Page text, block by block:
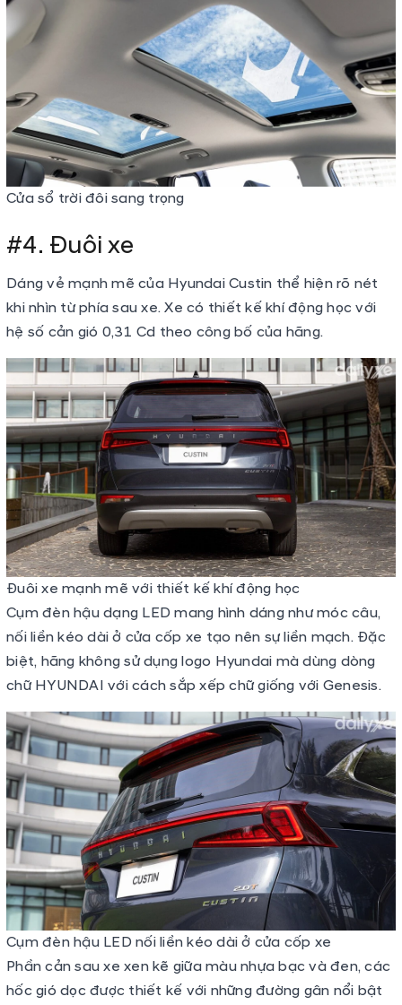
Cửa sổ trời đôi sang trọng
#4. Đuôi xe
Dáng vẻ mạnh mẽ của Hyundai Custin thể hiện rõ nét
khi nhìn từ phía sau xe. Xe có thiết kế khí động học với
hệ số cản gió 0,31 Cd theo công bố của hãng.
Đuôi xe mạnh mẽ với thiết kế khí động học
Cụm đèn hậu dạng LED mang hình dáng như móc câu,
nối liền kéo dài ở cửa cốp xe tạo nên sự liền mạch. Đặc
biệt, hãng không sử dụng logo Hyundai mà dùng dòng
chữ HYUNDAI với cách sắp xếp chữ giống với Genesis.
Cụm đèn hậu LED nối liền kéo dài ở cửa cốp xe
Phần cản sau xe xen kẽ giữa màu nhựa bạc và đen, các
hốc gió dọc được thiết kế với những đường gân nổi bật